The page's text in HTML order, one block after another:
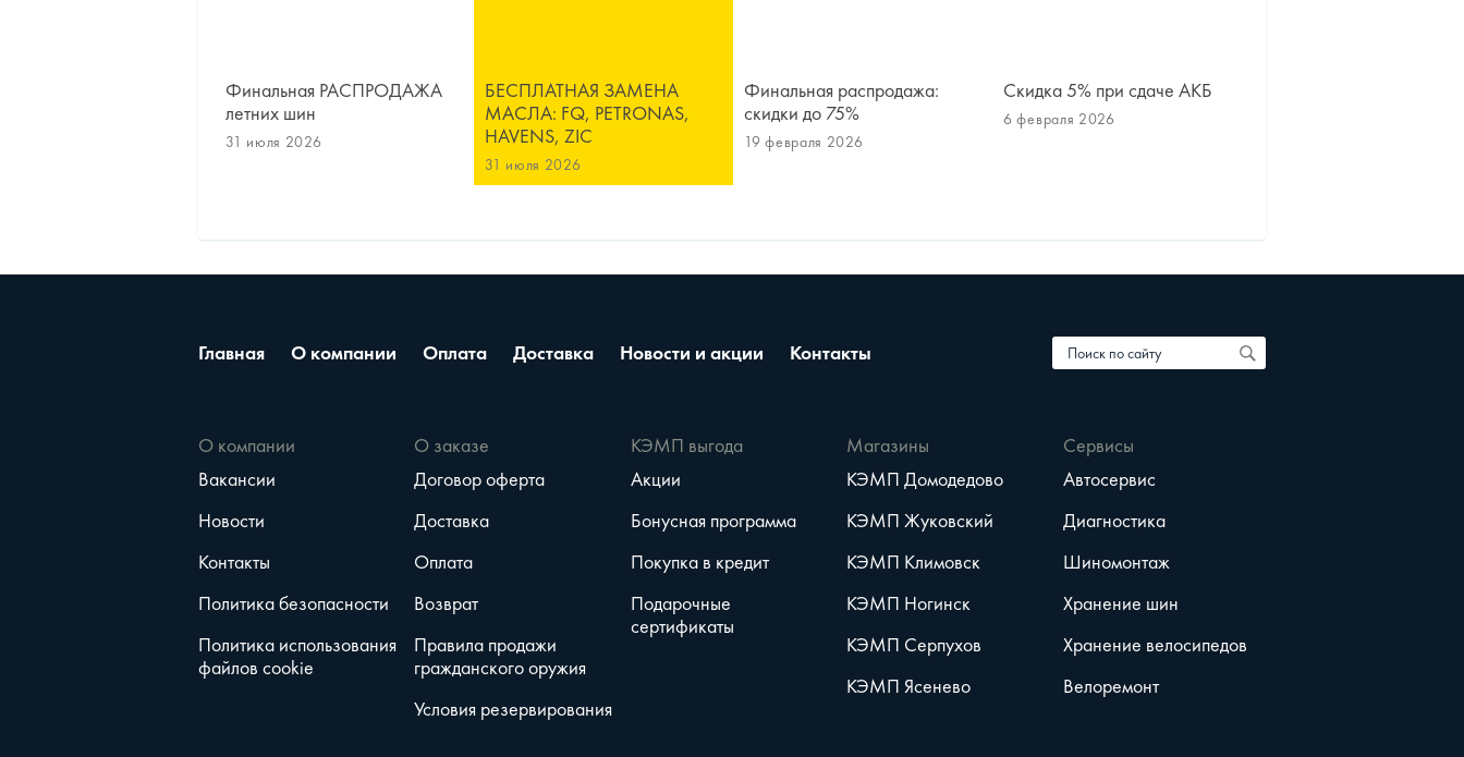
Финальная РАСПРОДАЖА
летних шин
31 июля 2026
БЕСПЛАТНАЯ ЗАМЕНА
МАСЛА: FQ, PETRONAS,
HAVENS, ZIC
31 июля 2026
Финальная распродажа:
скидки до 75%
19 февраля 2026
Скидка 5% при сдаче АКБ
6 февраля 2026
Главная О компании Оплата Доставка Новости и акции Контакты
О компании
Вакансии
Новости
Контакты
Политика безопасности
Политика использования
файлов cookie
О заказе
Договор оферта
Доставка
Оплата
Возврат
Правила продажи
гражданского оружия
Условия резервирования
КЭМП выгода
Акции
Бонусная программа
Покупка в кредит
Подарочные
сертификаты
Магазины
КЭМП Домодедово
КЭМП Жуковский
КЭМП Климовск
КЭМП Ногинск
КЭМП Серпухов
КЭМП Ясенево
Сервисы
Автосервис
Диагностика
Шиномонтаж
Хранение шин
Хранение велосипедов
Велоремонт